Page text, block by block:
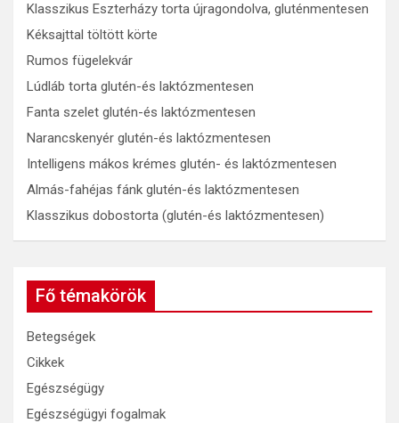
Klasszikus Eszterházy torta újragondolva, gluténmentesen
Kéksajttal töltött körte
Rumos fügelekvár
Lúdláb torta glutén-és laktózmentesen
Fanta szelet glutén-és laktózmentesen
Narancskenyér glutén-és laktózmentesen
Intelligens mákos krémes glutén- és laktózmentesen
Almás-fahéjas fánk glutén-és laktózmentesen
Klasszikus dobostorta (glutén-és laktózmentesen)
Fő témakörök
Betegségek
Cikkek
Egészségügy
Egészségügyi fogalmak